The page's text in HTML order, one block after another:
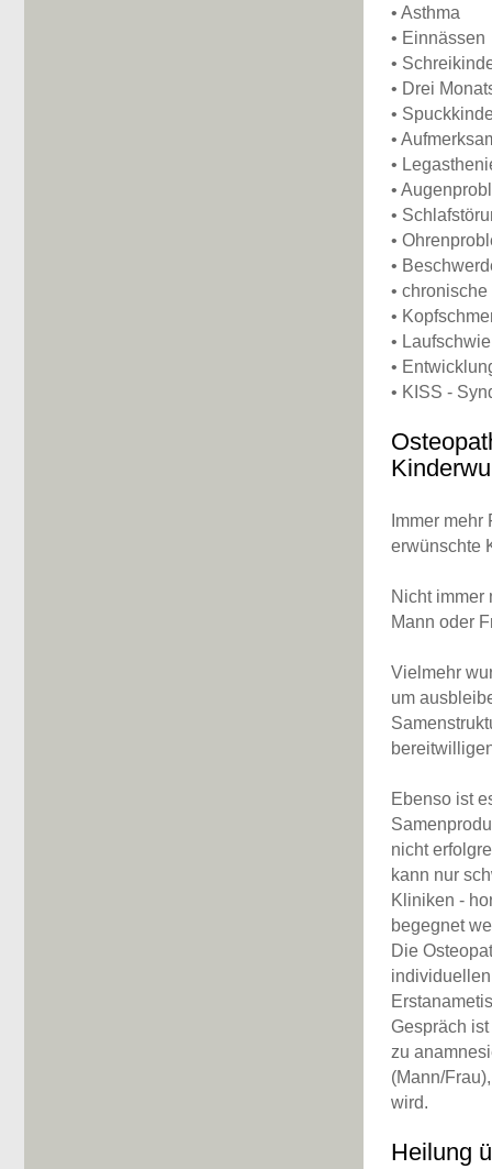
• Asthma
• Einnässen
•
• Drei
•
•
•
•
•
•
•
•
•
•
•
• KISS -
Immer mehr
erwünschte
Nicht immer
Mann oder
Vielmehr
um
Ebenso ist
nicht
kann nur
Kliniken -
begegnet
Die
Gespräch
zu
(Mann/
wird.
Heilung